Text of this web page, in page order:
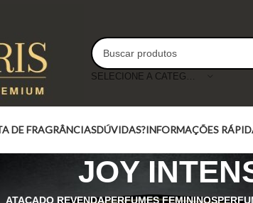
SELECIONE A CATEGORIA
DE FRAGRÂNCIASDÚVIDAS?INFORMAÇÕES
JOY
ATACADO REVENDAPERFUMES FEMININOS